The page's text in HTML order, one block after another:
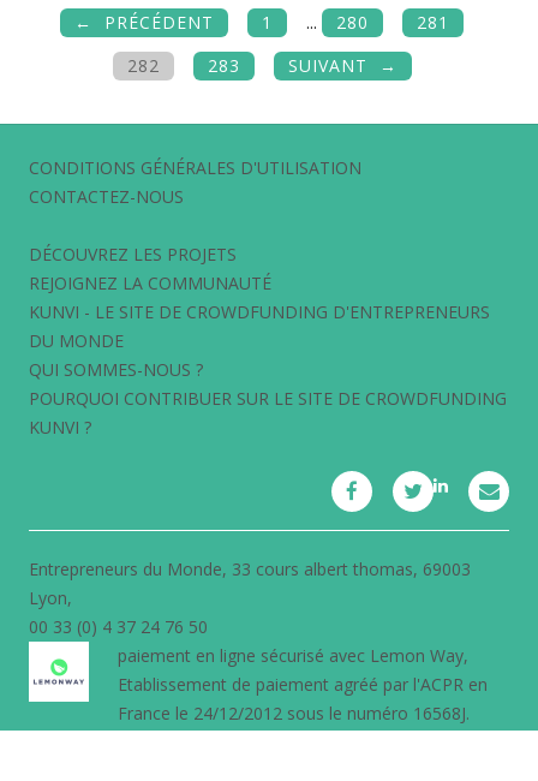
PRÉCÉDENT 1 ... 280
281
282
283 SUIVANT
CONDITIONS GÉNÉRALES D'UTILISATION
CONTACTEZ-NOUS
DÉCOUVREZ LES PROJETS
REJOIGNEZ LA COMMUNAUTÉ
KUNVI - LE SITE DE CROWDFUNDING D'ENTREPRENEURS
DU MONDE
QUI SOMMES-NOUS ?
POURQUOI CONTRIBUER SUR LE SITE DE CROWDFUNDING
KUNVI ?
Entrepreneurs du Monde, 33 cours albert thomas, 69003
Lyon,
00 33 (0) 4 37 24 76 50
paiement en ligne sécurisé avec Lemon Way,
Etablissement de paiement agréé par l'ACPR en
France le 24/12/2012 sous le numéro 16568J.